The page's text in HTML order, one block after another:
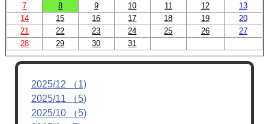
7
8 9 10 11 12
13
14
15 16 17 18 19
20
21
22 23 24 25 26
27
28
29 30 31
2025/12 （1)
2025/11 （5)
2025/10 （5)